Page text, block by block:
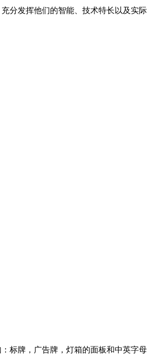
分发挥他们的智能、技术特长以及实际
标牌，广告牌，灯箱的面板和中英字母